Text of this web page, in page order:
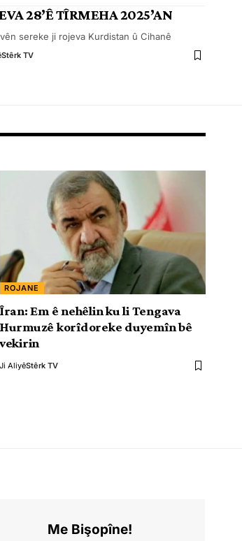
28’Ê TÎRMEHA 2025’AN
sereke ji rojeva Kurdistan û Cihanê
Stêrk TV
ROJANE
Îran: Em ê nehêlin ku li Tengava
Hurmuzê korîdoreke duyemîn bê
vekirin
Ji AliyêStêrk TV
Me Bişopîne!